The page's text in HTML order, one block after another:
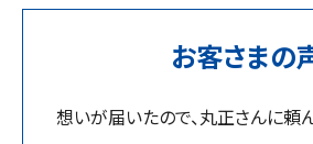
お客さまの
想いが届いたので、丸正さんに頼